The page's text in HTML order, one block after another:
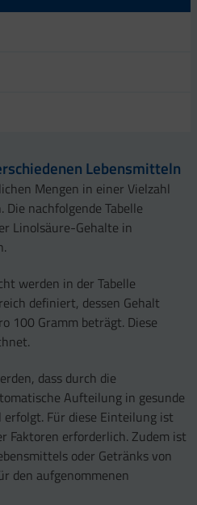
Lebensmitteln
Mengen in einer Vielzahl
nachfolgende Tabelle
Linolsäure-Gehalte in
werden in der Tabelle
definiert, dessen Gehalt
100 Gramm beträgt. Diese
dass durch die
Aufteilung in gesunde
Für diese Einteilung ist
Faktoren erforderlich. Zudem ist
oder Getränks von
den aufgenommenen